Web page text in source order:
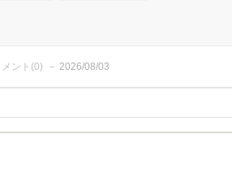
メント(0) 2026/08/03